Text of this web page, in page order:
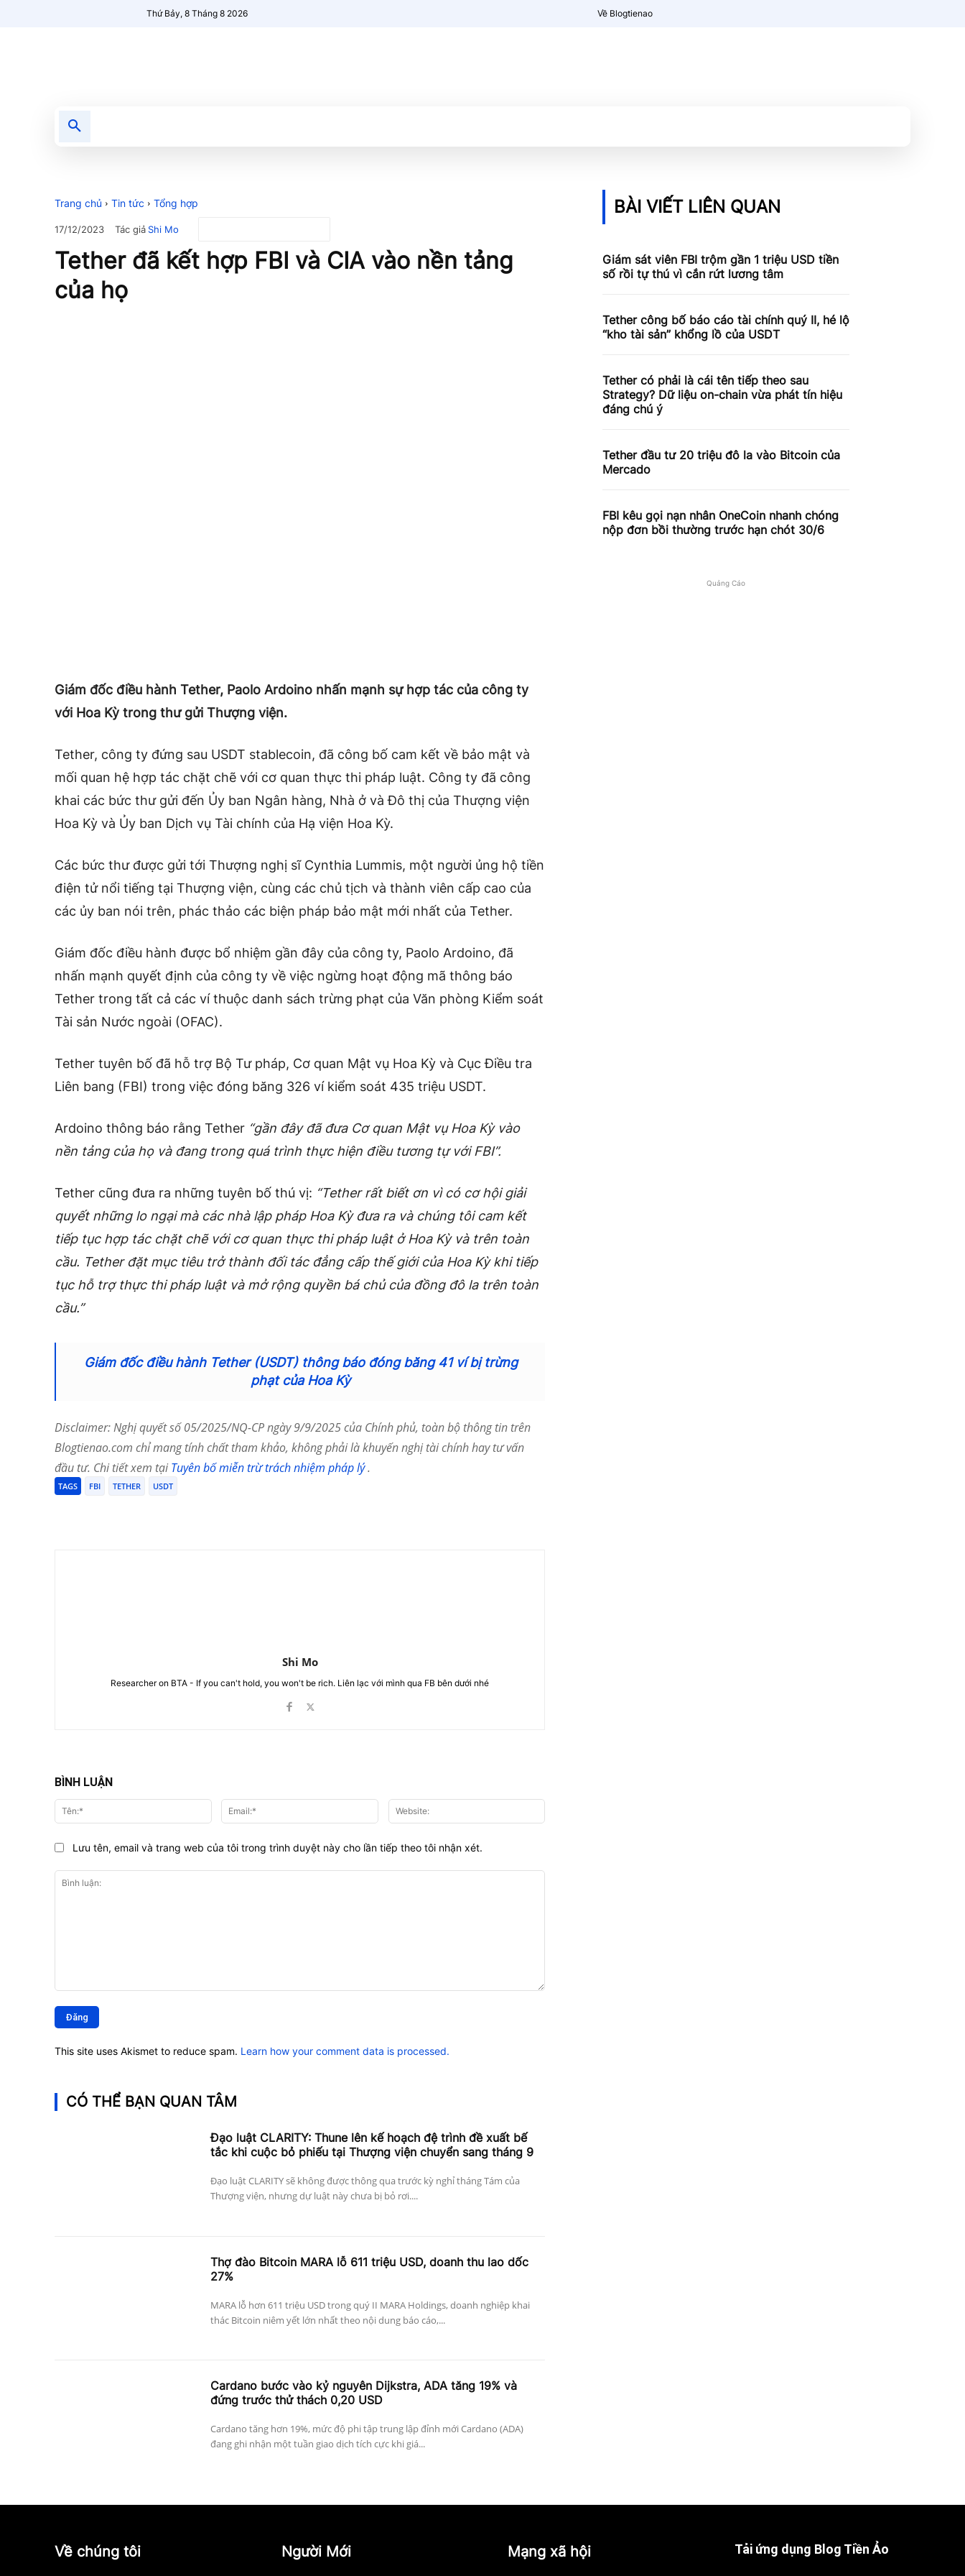
Thứ Bảy, 8 Tháng 8 2026 Về Blogtienao
Trang chủ Tin tức Tổng hợp
17/12/2023 Tác giảShi Mo
Tether đã kết hợp FBI và CIA vào nền tảng
của họ
Giám đốc điều hành Tether, Paolo Ardoino nhấn mạnh sự hợp tác của công ty
với Hoa Kỳ trong thư gửi Thượng viện.
Tether, công ty đứng sau USDT stablecoin, đã công bố cam kết về bảo mật và
mối quan hệ hợp tác chặt chẽ với cơ quan thực thi pháp luật. Công ty đã công
khai các bức thư gửi đến Ủy ban Ngân hàng, Nhà ở và Đô thị của Thượng viện
Hoa Kỳ và Ủy ban Dịch vụ Tài chính của Hạ viện Hoa Kỳ.
Các bức thư được gửi tới Thượng nghị sĩ Cynthia Lummis, một người ủng hộ tiền
điện tử nổi tiếng tại Thượng viện, cùng các chủ tịch và thành viên cấp cao của
các ủy ban nói trên, phác thảo các biện pháp bảo mật mới nhất của Tether.
Giám đốc điều hành được bổ nhiệm gần đây của công ty, Paolo Ardoino, đã
nhấn mạnh quyết định của công ty về việc ngừng hoạt động mã thông báo
Tether trong tất cả các ví thuộc danh sách trừng phạt của Văn phòng Kiểm soát
Tài sản Nước ngoài (OFAC).
Tether tuyên bố đã hỗ trợ Bộ Tư pháp, Cơ quan Mật vụ Hoa Kỳ và Cục Điều tra
Liên bang (FBI) trong việc đóng băng 326 ví kiểm soát 435 triệu USDT.
Ardoino thông báo rằng Tether “gần đây đã đưa Cơ quan Mật vụ Hoa Kỳ vào
nền tảng của họ và đang trong quá trình thực hiện điều tương tự với FBI”.
Tether cũng đưa ra những tuyên bố thú vị: “Tether rất biết ơn vì có cơ hội giải
quyết những lo ngại mà các nhà lập pháp Hoa Kỳ đưa ra và chúng tôi cam kết
tiếp tục hợp tác chặt chẽ với cơ quan thực thi pháp luật ở Hoa Kỳ và trên toàn
cầu. Tether đặt mục tiêu trở thành đối tác đẳng cấp thế giới của Hoa Kỳ khi tiếp
tục hỗ trợ thực thi pháp luật và mở rộng quyền bá chủ của đồng đô la trên toàn
cầu.”
Giám đốc điều hành Tether (USDT) thông báo đóng băng 41 ví bị trừng
phạt của Hoa Kỳ
Disclaimer: Nghị quyết số 05/2025/NQ-CP ngày 9/9/2025 của Chính phủ, toàn bộ thông tin trên
Blogtienao.com chỉ mang tính chất tham khảo, không phải là khuyến nghị tài chính hay tư vấn
đầu tư. Chi tiết xem tạiTuyên bố miễn trừ trách nhiệm pháp lý.
TAGS FBI TETHER USDT
Shi Mo
Researcher on BTA - If you can't hold, you won't be rich. Liên lạc với mình qua FB bên dưới nhé
BÌNH LUẬN
luận:
Tên:* Email:*
Lưu tên, email và trang web của tôi trong trình duyệt này cho lần tiếp theo tôi nhận xét.
This site uses Akismet to reduce spam. Learn how your comment data is processed.
CÓ THỂ BẠN QUAN TÂM
Đạo luật CLARITY: Thune lên kế hoạch đệ trình đề xuất bế
tắc khi cuộc bỏ phiếu tại Thượng viện chuyển sang tháng 9
Đạo luật CLARITY sẽ không được thông qua trước kỳ nghỉ tháng Tám của
Thượng viện, nhưng dự luật này chưa bị bỏ rơi....
Thợ đào Bitcoin MARA lỗ 611 triệu USD, doanh thu lao dốc
27%
MARA lỗ hơn 611 triệu USD trong quý II MARA Holdings, doanh nghiệp khai
thác Bitcoin niêm yết lớn nhất theo nội dung báo cáo,...
Cardano bước vào kỷ nguyên Dijkstra, ADA tăng 19% và
đứng trước thử thách 0,20 USD
Cardano tăng hơn 19%, mức độ phi tập trung lập đỉnh mới Cardano (ADA)
đang ghi nhận một tuần giao dịch tích cực khi giá...
BÀI VIẾT LIÊN QUAN
Giám sát viên FBI trộm gần 1 triệu USD tiền
số rồi tự thú vì cắn rứt lương tâm
Tether công bố báo cáo tài chính quý II, hé lộ
“kho tài sản” khổng lồ của USDT
Tether có phải là cái tên tiếp theo sau
Strategy? Dữ liệu on-chain vừa phát tín hiệu
đáng chú ý
Tether đầu tư 20 triệu đô la vào Bitcoin của
Mercado
FBI kêu gọi nạn nhân OneCoin nhanh chóng
nộp đơn bồi thường trước hạn chót 30/6
Quảng Cáo
Về chúng tôi Người Mới Mạng xã hội Tải ứng dụng Blog Tiền Ảo